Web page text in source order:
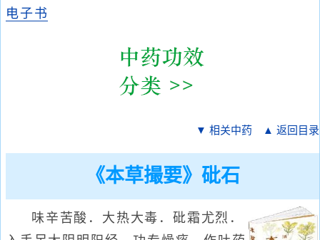
电子书
▼ 相关中药 ▲ 返回目录
《本草撮要》砒石
味辛苦酸．大热大毒．砒霜尤烈．